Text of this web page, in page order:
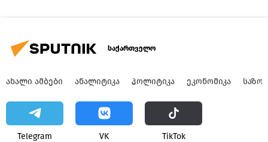
საქართველო
ᲐᲮᲐᲚᲘ ᲐᲛᲑᲔᲑᲘ ᲐᲜᲐᲚᲘᲢᲘᲙᲐ ᲞᲝᲚᲘᲢᲘᲙᲐ ᲔᲙᲝᲜᲝᲛᲘᲙᲐ
Telegram VK ТikТоk